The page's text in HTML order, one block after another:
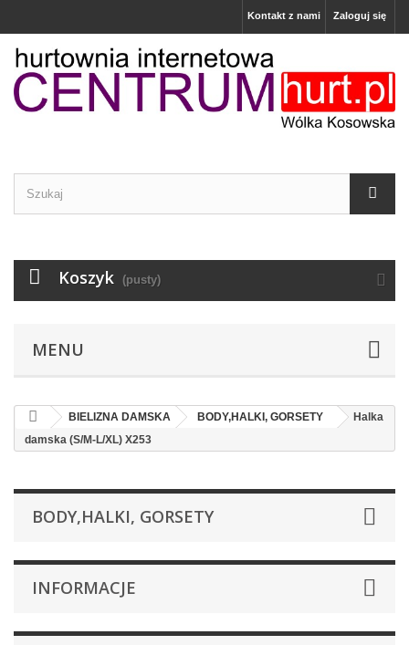
Zaloguj się
Kontakt z nami
Koszyk (pusty)
MENU
BIELIZNA DAMSKA BODY,HALKI, GORSETY
Halka
damska (S/M-L/XL) X253
BODY,HALKI, GORSETY
INFORMACJE